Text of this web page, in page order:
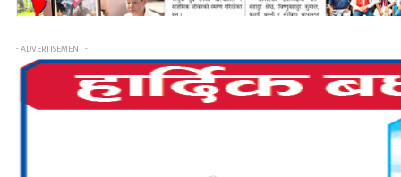
- ADVERTISEMENT -